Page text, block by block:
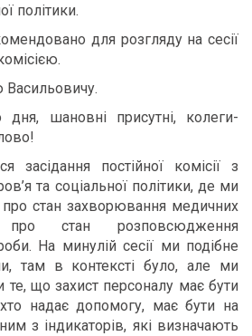
політики.
для розгляду на сесії
Васильовичу.
дня, шановні присутні, колеги-
засідання постійної комісії з
та соціальної політики, де ми
про стан захворювання медичних
про стан розповсюдження
На минулій сесії ми подібне
там в контексті було, але ми
те, що захист персоналу має бути
надає допомогу, має бути на
з індикаторів, які визначають